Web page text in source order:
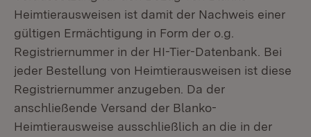
Heimtierausweisen ist damit der Nachweis einer
gültigen Ermächtigung in Form der o.g.
Registriernummer in der HI-Tier-Datenbank. Bei
jeder Bestellung von Heimtierausweisen ist diese
Registriernummer anzugeben. Da der
anschließende Versand der Blanko-
Heimtierausweise ausschließlich an die in der